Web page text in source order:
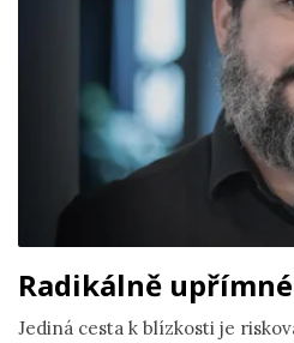
Radikálně
Jediná cesta k blízkosti je